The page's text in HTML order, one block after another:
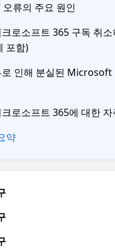
오류의 주요 원인
로소프트 365 구독 취
포함)
로 인해 분실된 Microsoft
로소프트 365에 대한
약